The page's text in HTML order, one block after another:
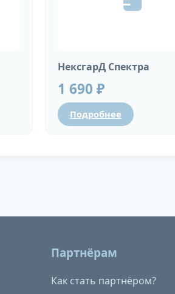
НексгарД Спектра
1 690 ₽
Подробнее
Партнёрам
Как стать партнёром?